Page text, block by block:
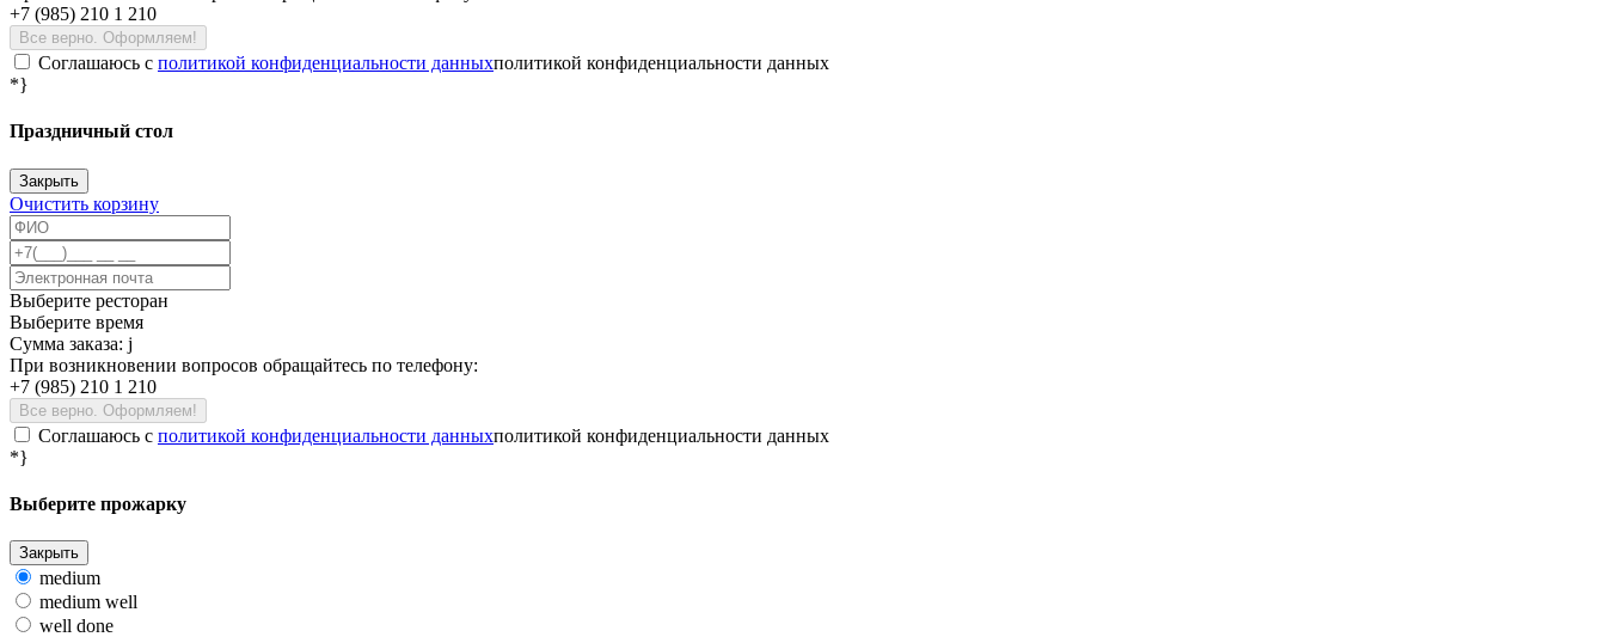
+7 (985) 210 1 210
Все верно. Оформляем!
Соглашаюсь c политикой конфиденциальности данныхполитикой конфиденциальности данных
*}
Праздничный стол
Закрыть
Очистить корзину
Выберите ресторан
Выберите время
Сумма заказа: j
При возникновении вопросов обращайтесь по телефону:
+7 (985) 210 1 210
Все верно. Оформляем!
Соглашаюсь c политикой конфиденциальности данныхполитикой конфиденциальности данных
*}
Выберите прожарку
Закрыть
medium
medium well
well done